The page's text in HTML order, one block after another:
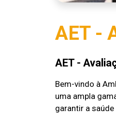
AET -
AET -
Bem-vindo à
uma ampla
garantir a